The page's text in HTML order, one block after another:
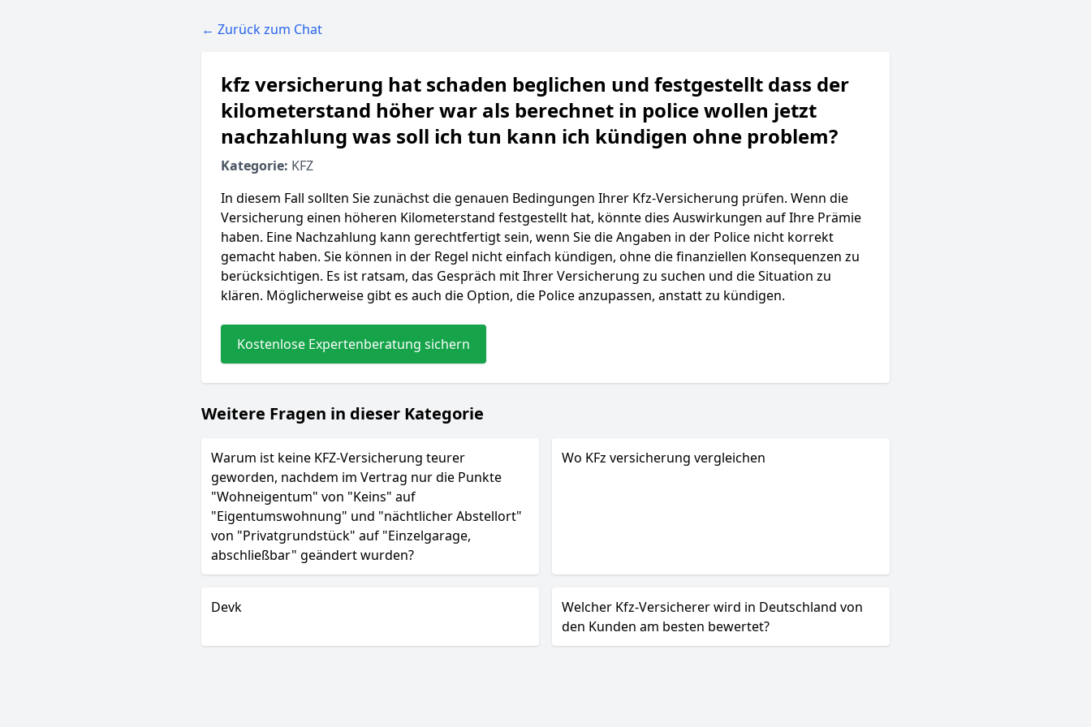
← Zurück zum Chat
kfz versicherung hat schaden beglichen und festgestellt dass der
kilometerstand höher war als berechnet in police wollen jetzt
nachzahlung was soll ich tun kann ich kündigen ohne problem?
Kategorie: KFZ
In diesem Fall sollten Sie zunächst die genauen Bedingungen Ihrer Kfz-Versicherung prüfen. Wenn die
Versicherung einen höheren Kilometerstand festgestellt hat, könnte dies Auswirkungen auf Ihre Prämie
haben. Eine Nachzahlung kann gerechtfertigt sein, wenn Sie die Angaben in der Police nicht korrekt
gemacht haben. Sie können in der Regel nicht einfach kündigen, ohne die finanziellen Konsequenzen zu
berücksichtigen. Es ist ratsam, das Gespräch mit Ihrer Versicherung zu suchen und die Situation zu
klären. Möglicherweise gibt es auch die Option, die Police anzupassen, anstatt zu kündigen.
Kostenlose Expertenberatung sichern
Weitere Fragen in dieser Kategorie
Warum ist keine KFZ-Versicherung teurer
geworden, nachdem im Vertrag nur die Punkte
"Wohneigentum" von "Keins" auf
"Eigentumswohnung" und "nächtlicher Abstellort"
von "Privatgrundstück" auf "Einzelgarage,
abschließbar" geändert wurden?
Wo KFz versicherung vergleichen
Devk
Welcher Kfz-Versicherer wird in Deutschland von
den Kunden am besten bewertet?